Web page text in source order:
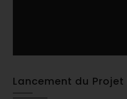
Lancement du Projet